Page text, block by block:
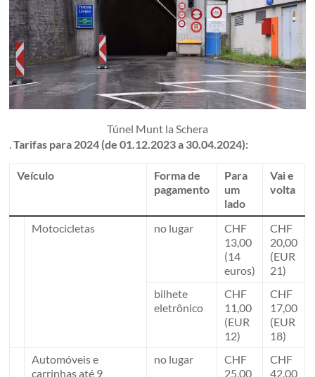
Túnel Munt la Schera
.Tarifas para 2024 (de 01.12.2023 a 30.04.2024):
Veículo
Forma de
pagamento
Para
um
lado
Vai e
volta
Motocicletas no lugar
CHF
13,00
(14
euros)
CHF
20,00
(EUR
21)
bilhete
eletrônico
CHF
11,00
(EUR
12)
CHF
17,00
(EUR
18)
Automóveis e
carrinhas até 9
no lugar
CHF
25,00
CHF
42,00